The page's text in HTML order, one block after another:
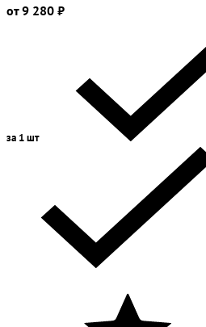
от 9 280 ₽
за 1 шт